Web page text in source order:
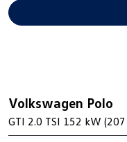
Volkswagen Polo
GTI 2.0 TSI 152 kW (207